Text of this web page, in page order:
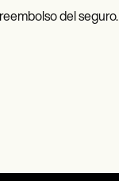
del seguro.